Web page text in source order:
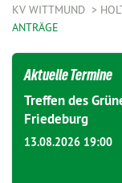
KV WITTMUND
ANTRÄGE
Aktuelle Termine
Treffen des
Friedeburg
13.08.2026 19:00